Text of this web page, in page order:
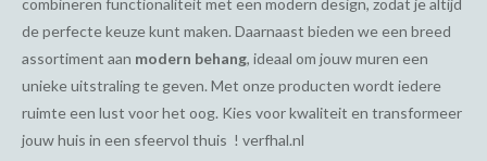
combineren functionaliteit met een modern design, zodat je altijd
de perfecte keuze kunt maken. Daarnaast bieden we een breed
assortiment aan modern behang, ideaal om jouw muren een
unieke uitstraling te geven. Met onze producten wordt iedere
ruimte een lust voor het oog. Kies voor kwaliteit en transformeer
jouw huis in een sfeervol thuis ! verfhal.nl